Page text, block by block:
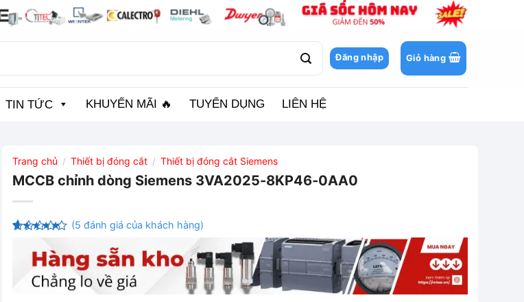
Đăng nhập Giỏ hàng
TIN TỨC KHUYẾN MÃI 🔥 TUYỂN DỤNG LIÊN HỆ
Trang chủ / Thiết bị đóng cắt / Thiết bị đóng cắt Siemens
MCCB chỉnh dòng Siemens 3VA2025-8KP46-0AA0
trên
5 dựa
trênđánh
(5 đánh giá của khách hàng)